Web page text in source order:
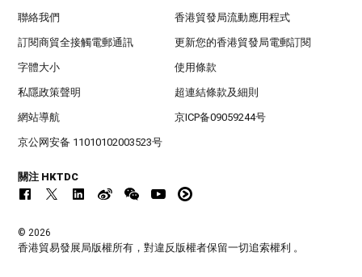
聯絡我們 香港貿發局流動應用程式
訂閱商貿全接觸電郵通訊 更新您的香港貿發局電郵訂閱
字體大小 使用條款
私隱政策聲明 超連結條款及細則
網站導航 京ICP备09059244号
京公网安备 11010102003523号
關注 HKTDC
© 2026
香港貿易發展局版權所有，對違反版權者保留一切追索權利 。